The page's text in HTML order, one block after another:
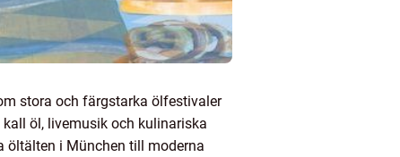
stora och färgstarka ölfestivaler
öl, livemusik och kulinariska
öltälten i München till moderna